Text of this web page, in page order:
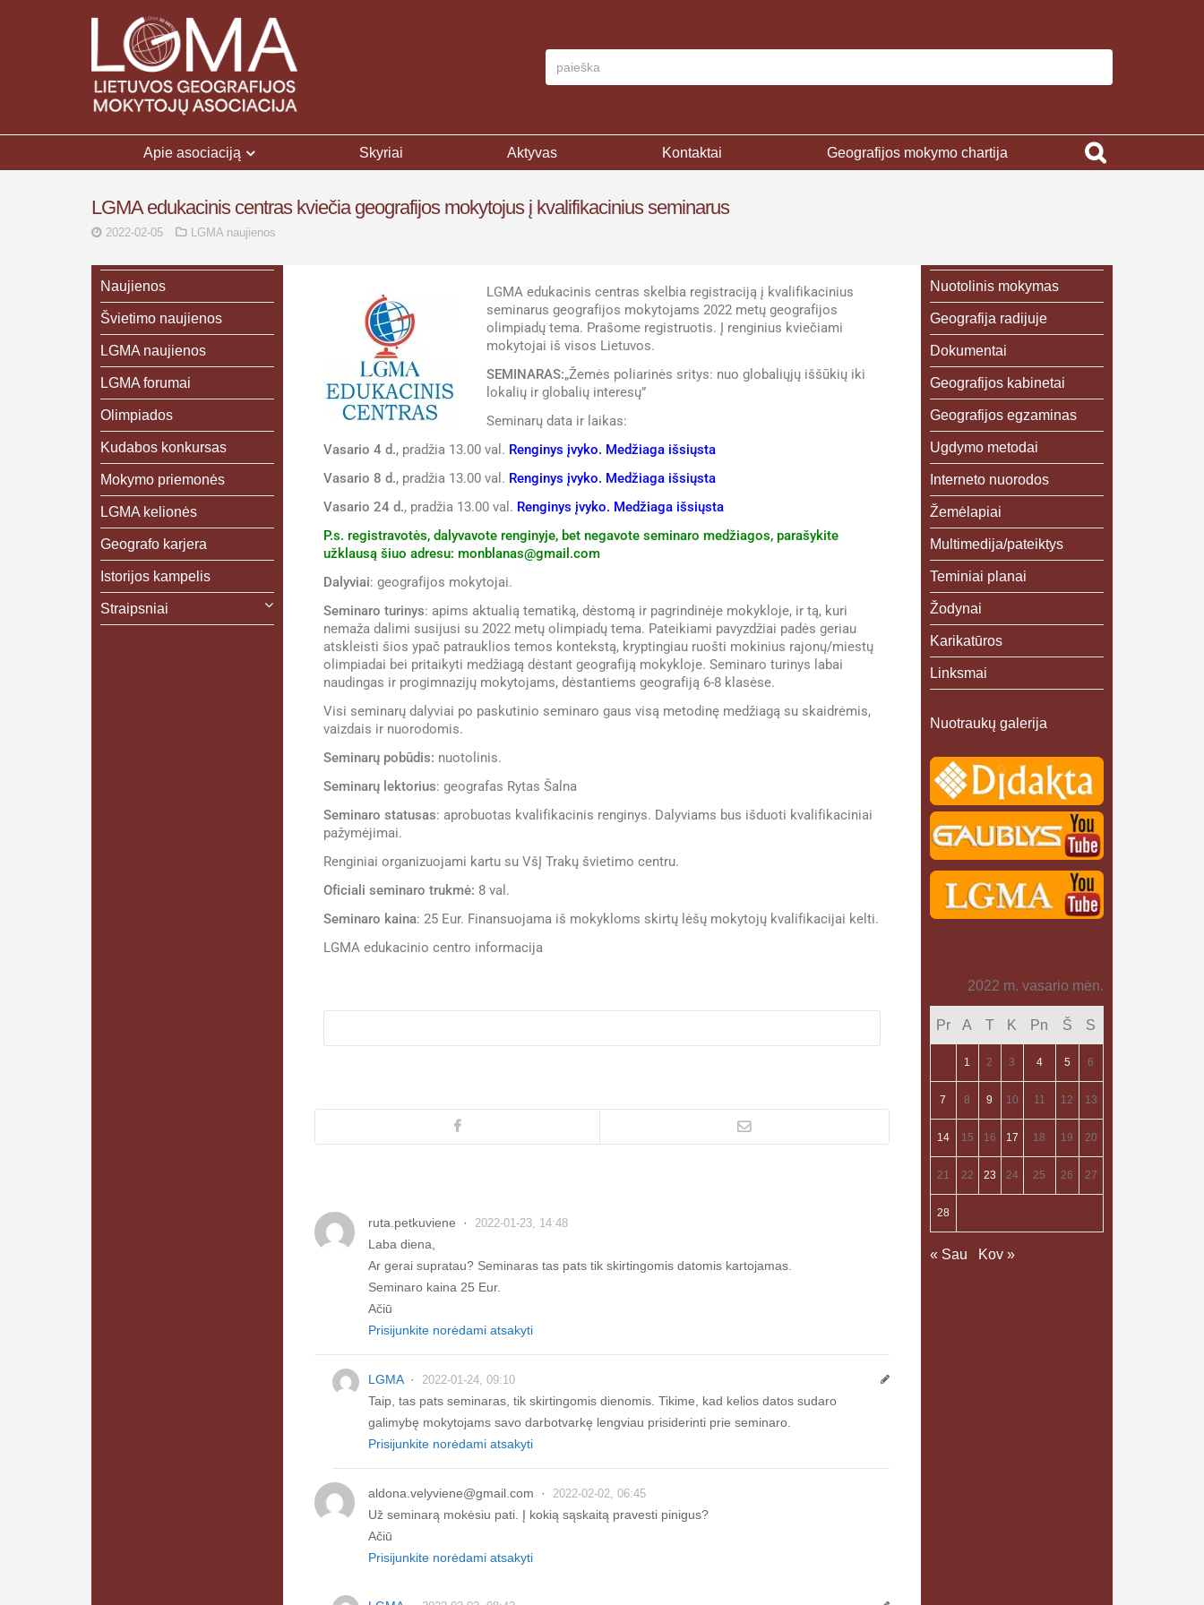
Apie asociaciją Skyriai Aktyvas Kontaktai Geografijos mokymo chartija
LGMA edukacinis centras kviečia geografijos mokytojus į kvalifikacinius seminarus
2022-02-05 LGMA naujienos
LGMA edukacinis centras skelbia registraciją į kvalifikacinius
seminarus geografijos mokytojams 2022 metų geografijos
olimpiadų tema. Prašome registruotis. Į renginius kviečiami
mokytojai iš visos Lietuvos.
SEMINARAS:„Žemės poliarinės sritys: nuo globaliųjų iššūkių iki
lokalių ir globalių interesų”
Seminarų data ir laikas:
Vasario 4 d., pradžia 13.00 val. Renginys įvyko. Medžiaga išsiųsta
Vasario 8 d., pradžia 13.00 val. Renginys įvyko. Medžiaga išsiųsta
Vasario 24 d., pradžia 13.00 val. Renginys įvyko. Medžiaga išsiųsta
P.s. registravotės, dalyvavote renginyje, bet negavote seminaro medžiagos, parašykite
užklausą šiuo adresu: monblanas@gmail.com
Dalyviai: geografijos mokytojai.
Seminaro turinys: apims aktualią tematiką, dėstomą ir pagrindinėje mokykloje, ir tą, kuri
nemaža dalimi susijusi su 2022 metų olimpiadų tema. Pateikiami pavyzdžiai padės geriau
atskleisti šios ypač patrauklios temos kontekstą, kryptingiau ruošti mokinius rajonų/miestų
olimpiadai bei pritaikyti medžiagą dėstant geografiją mokykloje. Seminaro turinys labai
naudingas ir progimnazijų mokytojams, dėstantiems geografiją 6-8 klasėse.
Visi seminarų dalyviai po paskutinio seminaro gaus visą metodinę medžiagą su skaidrėmis,
vaizdais ir nuorodomis.
Seminarų pobūdis: nuotolinis.
Seminarų lektorius: geografas Rytas Šalna
Seminaro statusas: aprobuotas kvalifikacinis renginys. Dalyviams bus išduoti kvalifikaciniai
pažymėjimai.
Renginiai organizuojami kartu su VšĮ Trakų švietimo centru.
Oficiali seminaro trukmė: 8 val.
Seminaro kaina: 25 Eur. Finansuojama iš mokykloms skirtų lėšų mokytojų kvalifikacijai kelti.
LGMA edukacinio centro informacija
ruta.petkuviene 2022-01-23, 14:48
Laba diena,
Ar gerai supratau? Seminaras tas pats tik skirtingomis datomis kartojamas.
Seminaro kaina 25 Eur.
Ačiū
Prisijunkite norėdami atsakyti
LGMA 2022-01-24, 09:10
Taip, tas pats seminaras, tik skirtingomis dienomis. Tikime, kad kelios datos sudaro
galimybę mokytojams savo darbotvarkę lengviau prisiderinti prie seminaro.
Prisijunkite norėdami atsakyti
aldona.velyviene@gmail.com 2022-02-02, 06:45
Už seminarą mokėsiu pati. Į kokią sąskaitą pravesti pinigus?
Ačiū
Prisijunkite norėdami atsakyti
Naujienos
Švietimo naujienos
LGMA naujienos
LGMA forumai
Olimpiados
Kudabos konkursas
Mokymo priemonės
LGMA kelionės
Geografo karjera
Istorijos kampelis
Straipsniai
Nuotolinis mokymas
Geografija radijuje
Dokumentai
Geografijos kabinetai
Geografijos egzaminas
Ugdymo metodai
Interneto nuorodos
Žemėlapiai
Multimedija/pateiktys
Teminiai planai
Žodynai
Karikatūros
Linksmai
Nuotraukų galerija
2022 m. vasario mėn.
Pr A T K Pn Š S
1 2 3 4 5 6
7 8 9 10 11 12 13
14 15 16 17 18 19 20
21 22 23 24 25 26 27
28
« Sau Kov »